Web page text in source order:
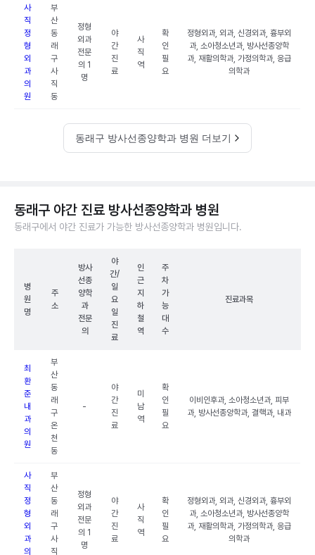
사
직
정
형
외
과
의
원
부
산
동
래
구
사
직
동
정형
외과
전문
의 1
명
야
간
진
료
사
직
역
확
인
필
요
정형외과, 외과, 신경외과, 흉부외
과, 소아청소년과, 방사선종양학
과, 재활의학과, 가정의학과, 응급
의학과
동래구 방사선종양학과 병원 더보기
동래구 야간 진료 방사선종양학과 병원
동래구에서 야간 진료가 가능한 방사선종양학과 병원입니다.
병
원
명
주
소
방사
선종
양학
과
전문
의
야
간/
일
요
일
진
료
인
근
지
하
철
역
주
차
가
능
대
수
진료과목
최
환
준
내
과
의
원
부
산
동
래
구
온
천
동
-
야
간
진
료
미
남
역
확
인
필
요
이비인후과, 소아청소년과, 피부
과, 방사선종양학과, 결핵과, 내과
사
직
정
형
외
과
의
부
산
동
래
구
사
직
정형
외과
전문
의 1
명
야
간
진
료
사
직
역
확
인
필
요
정형외과, 외과, 신경외과, 흉부외
과, 소아청소년과, 방사선종양학
과, 재활의학과, 가정의학과, 응급
의학과